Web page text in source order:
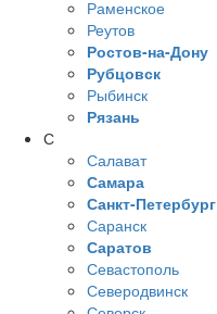
Раменское
Реутов
Ростов-на-Дону
Рубцовск
Рыбинск
Рязань
С
Салават
Самара
Санкт-Петербург
Саранск
Саратов
Севастополь
Северодвинск